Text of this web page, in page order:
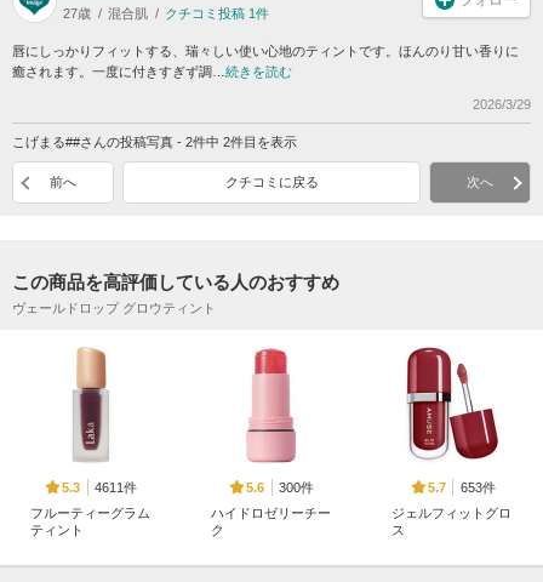
27歳 混合肌 クチコミ投稿 1件
唇にしっかりフィットする、瑞々しい使い心地のティントです。ほんのり甘い香りに
癒されます。一度に付きすぎず調… 続きを読む
2026/3/29
こげまる##さんの投稿写真 - 2件中 2件目を表示
前へ クチコミに戻る 次へ
この商品を高評価している人のおすすめ
ヴェールドロップ グロウティント
5.3
4611件
フルーティーグラム
ティント
5.6
300件
ハイドロゼリーチー
ク
5.7
653件
ジェルフィットグロ
ス